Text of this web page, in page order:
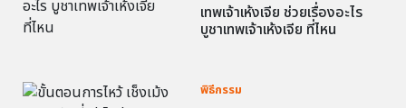
เทพเจ้าเห้งเจีย ช่วยเรื่องอะไร
บูชาเทพเจ้าเห้งเจีย ที่ไหน
พิธีกรรม